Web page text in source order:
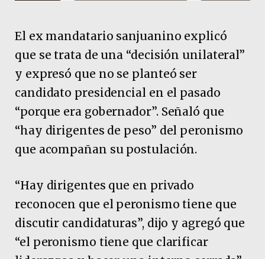
El ex mandatario sanjuanino explicó
que se trata de una “decisión unilateral”
y expresó que no se planteó ser
candidato presidencial en el pasado
“porque era gobernador”. Señaló que
“hay dirigentes de peso” del peronismo
que acompañan su postulación.
“Hay dirigentes que en privado
reconocen que el peronismo tiene que
discutir candidaturas”, dijo y agregó que
“el peronismo tiene que clarificar